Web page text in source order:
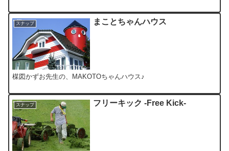
スナップ まことちゃんハウス
楳図かずお先生の、MAKOTOちゃんハウス♪
スナップ フリーキック -Free Kick-